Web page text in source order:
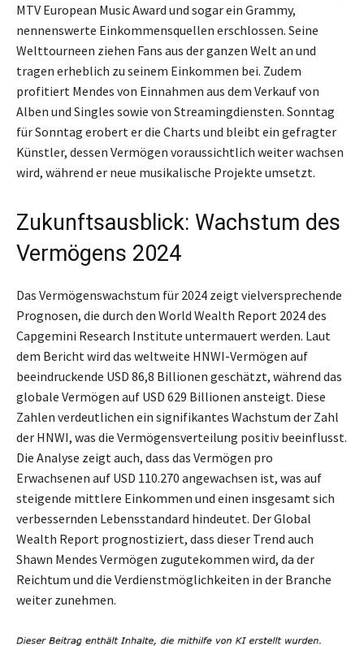
MTV European Music Award und sogar ein Grammy,
nennenswerte Einkommensquellen erschlossen. Seine
Welttourneen ziehen Fans aus der ganzen Welt an und
tragen erheblich zu seinem Einkommen bei. Zudem
profitiert Mendes von Einnahmen aus dem Verkauf von
Alben und Singles sowie von Streamingdiensten. Sonntag
für Sonntag erobert er die Charts und bleibt ein gefragter
Künstler, dessen Vermögen voraussichtlich weiter wachsen
wird, während er neue musikalische Projekte umsetzt.
Zukunftsausblick: Wachstum des
Vermögens 2024
Das Vermögenswachstum für 2024 zeigt vielversprechende
Prognosen, die durch den World Wealth Report 2024 des
Capgemini Research Institute untermauert werden. Laut
dem Bericht wird das weltweite HNWI-Vermögen auf
beeindruckende USD 86,8 Billionen geschätzt, während das
globale Vermögen auf USD 629 Billionen ansteigt. Diese
Zahlen verdeutlichen ein signifikantes Wachstum der Zahl
der HNWI, was die Vermögensverteilung positiv beeinflusst.
Die Analyse zeigt auch, dass das Vermögen pro
Erwachsenen auf USD 110.270 angewachsen ist, was auf
steigende mittlere Einkommen und einen insgesamt sich
verbessernden Lebensstandard hindeutet. Der Global
Wealth Report prognostiziert, dass dieser Trend auch
Shawn Mendes Vermögen zugutekommen wird, da der
Reichtum und die Verdienstmöglichkeiten in der Branche
weiter zunehmen.